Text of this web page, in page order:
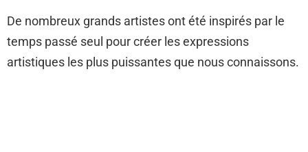
De nombreux grands artistes ont été inspirés par le
temps passé seul pour créer les expressions
artistiques les plus puissantes que nous connaissons.